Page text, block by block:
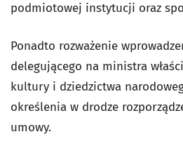
podmiotowej instytucji oraz
Ponadto rozważenie
delegującego na ministra
kultury i dziedzictwa
określenia w drodze
umowy.